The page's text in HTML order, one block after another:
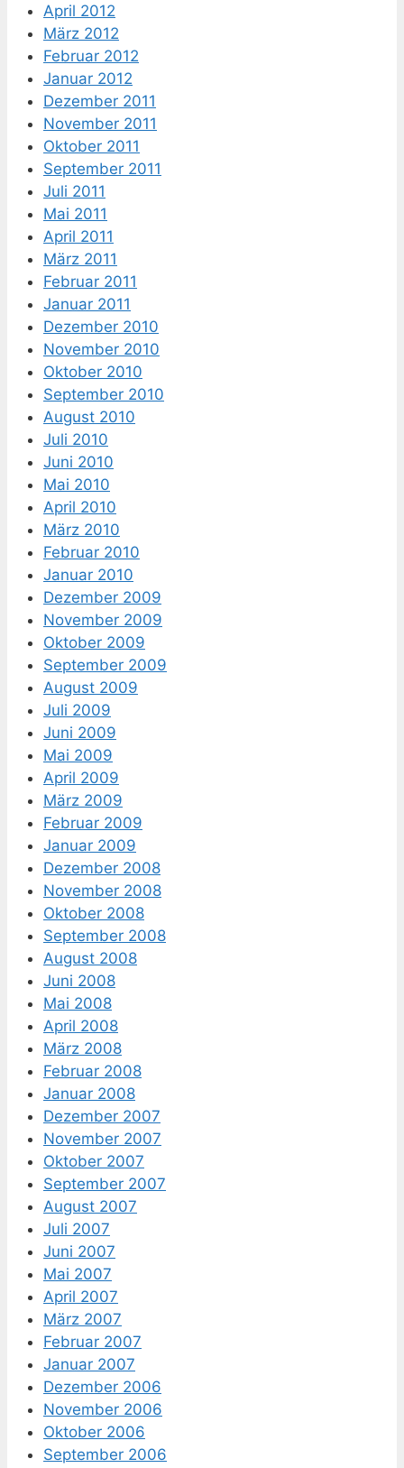
April 2012
März 2012
Februar 2012
Januar 2012
Dezember 2011
November 2011
Oktober 2011
September 2011
Juli 2011
Mai 2011
April 2011
März 2011
Februar 2011
Januar 2011
Dezember 2010
November 2010
Oktober 2010
September 2010
August 2010
Juli 2010
Juni 2010
Mai 2010
April 2010
März 2010
Februar 2010
Januar 2010
Dezember 2009
November 2009
Oktober 2009
September 2009
August 2009
Juli 2009
Juni 2009
Mai 2009
April 2009
März 2009
Februar 2009
Januar 2009
Dezember 2008
November 2008
Oktober 2008
September 2008
August 2008
Juni 2008
Mai 2008
April 2008
März 2008
Februar 2008
Januar 2008
Dezember 2007
November 2007
Oktober 2007
September 2007
August 2007
Juli 2007
Juni 2007
Mai 2007
April 2007
März 2007
Februar 2007
Januar 2007
Dezember 2006
November 2006
Oktober 2006
September 2006